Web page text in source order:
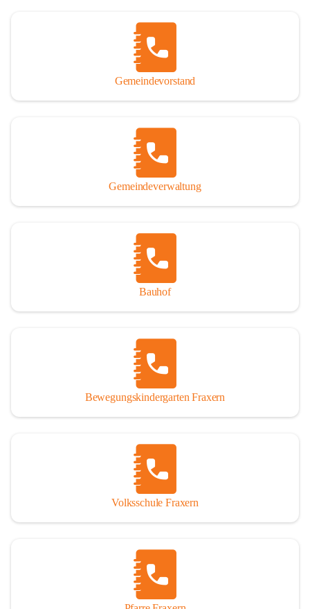
Gemeindevorstand
Gemeindeverwaltung
Bauhof
Bewegungskindergarten Fraxern
Volksschule Fraxern